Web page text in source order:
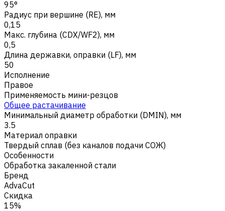
95°
Радиус при вершине (RE), мм
0,15
Макс. глубина (CDX/WF2), мм
0,5
Длина державки, оправки (LF), мм
50
Исполнение
Правое
Применяемость мини-резцов
Общее растачивание
Минимальный диаметр обработки (DMIN), мм
3.5
Материал оправки
Твердый сплав (без каналов подачи СОЖ)
Особенности
Обработка закаленной стали
Бренд
AdvaCut
Скидка
15%